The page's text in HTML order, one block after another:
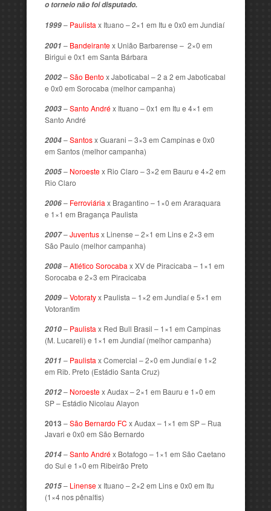
o torneio não foi disputado.
1999– Paulista x Ituano – 2×1 em Itu e 0x0 em Jundiaí
2001 – Bandeirantex União Barbarense – 2×0 em
Birigui e 0x1 em Santa Bárbara
2002–São Bento x Jaboticabal – 2 a 2 em Jaboticabal
e 0x0 em Sorocaba (melhor campanha)
2003–Santo Andréx Ituano – 0x1 em Itu e 4×1 em
Santo André
2004–Santosx Guarani – 3×3 em Campinas e 0x0
em Santos (melhor campanha)
2005– Noroestex Rio Claro – 3×2 em Bauru e 4×2 em
Rio Claro
2006– Ferroviária x Bragantino – 1×0 em Araraquara
e 1×1 em Bragança Paulista
2007–Juventusx Linense – 2×1 em Lins e 2×3 em
São Paulo (melhor campanha)
2008–Atlético Sorocaba x XV de Piracicaba – 1×1 em
Sorocaba e 2×3 em Piracicaba
2009–Votoratyx Paulista – 1×2 em Jundiaí e 5×1 em
Votorantim
2010– Paulista x Red Bull Brasil – 1×1 em Campinas
(M. Lucareli) e 1×1 em Jundiaí (melhor campanha)
2011 – Paulista x Comercial – 2×0 em Jundiaí e 1×2
em Rib. Preto (Estádio Santa Cruz)
2012– Noroestex Audax – 2×1 em Bauru e 1×0 em
SP – Estádio Nicolau Alayon
2013 –São Bernardo FC x Audax – 1×1 em SP – Rua
Javari e 0x0 em São Bernardo
2014–Santo Andréx Botafogo – 1×1 em São Caetano
do Sul e 1×0 em Ribeirão Preto
2015– Linensex Ituano – 2×2 em Lins e 0x0 em Itu
(1×4 nos pênaltis)